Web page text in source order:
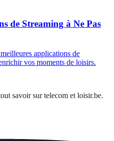
de Streaming à Ne Pas
applications de
vos moments de loisirs.
savoir sur telecom et loisir.be.